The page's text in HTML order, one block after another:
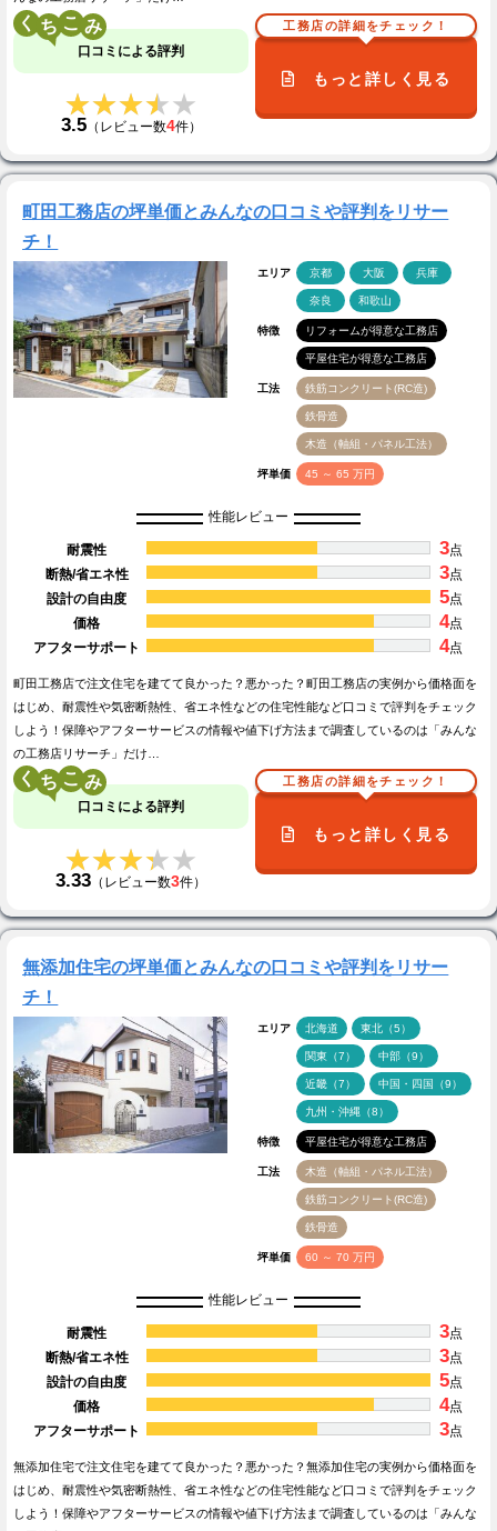
く こ
口コミによる評判
★★★★★
★★★★★
3.5（レビュー数4件）
工務店の詳細をチェック！
もっと詳しく見る
町田工務店の坪単価とみんなの口コミや評判をリサー
チ！
エリア 京都 大阪 兵庫
奈良 和歌山
特徴 リフォームが得意な工務店
平屋住宅が得意な工務店
工法 鉄筋コンクリート(RC造)
鉄骨造
木造（軸組・パネル工法）
坪単価 45 ～ 65 万円
性能レビュー
耐震性 3点
断熱/省エネ性
3点
設計の自由度
5点
価格
4点
アフターサポート
4点
町田工務店で注文住宅を建てて良かった？悪かった？町田工務店の実例から価格面を
はじめ、耐震性や気密断熱性、省エネ性などの住宅性能など口コミで評判をチェック
しよう！保障やアフターサービスの情報や値下げ方法まで調査しているのは「みんな
の工務店リサーチ」だけ…
く こ
口コミによる評判
★★★★★
★★★★★
3.33 （レビュー数3件）
工務店の詳細をチェック！
もっと詳しく見る
無添加住宅の坪単価とみんなの口コミや評判をリサー
チ！
エリア 北海道 東北（5）
関東（7） 中部（9）
近畿（7） 中国・四国（9）
九州・沖縄（8）
特徴 平屋住宅が得意な工務店
工法 木造（軸組・パネル工法）
鉄筋コンクリート(RC造)
鉄骨造
坪単価 60 ～ 70 万円
性能レビュー
耐震性 3点
断熱/省エネ性
3点
設計の自由度
5点
価格
4点
アフターサポート
3点
無添加住宅で注文住宅を建てて良かった？悪かった？無添加住宅の実例から価格面を
はじめ、耐震性や気密断熱性、省エネ性などの住宅性能など口コミで評判をチェック
しよう！保障やアフターサービスの情報や値下げ方法まで調査しているのは「みんな